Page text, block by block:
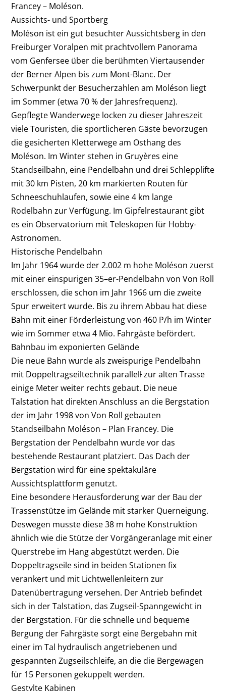
Francey – Moléson.
Aussichts- und Sportberg
Moléson ist ein gut besuchter Aussichtsberg in den
Freiburger Voralpen mit prachtvollem Panorama
vom Genfersee über die berühmten Viertausender
der Berner Alpen bis zum Mont-Blanc. Der
Schwerpunkt der Besucherzahlen am Moléson liegt
im Sommer (etwa 70 % der Jahresfrequenz).
Gepflegte Wanderwege locken zu dieser Jahreszeit
viele Touristen, die sportlicheren Gäste bevorzugen
die gesicherten Kletterwege am Osthang des
Moléson. Im Winter stehen in Gruyères eine
Standseilbahn, eine Pendelbahn und drei Schlepplifte
mit 30 km Pisten, 20 km markierten Routen für
Schneeschuhlaufen, sowie eine 4 km lange
Rodelbahnzur Verfügung. Im Gipfelrestaurant gibt
es ein Observatorium mit Teleskopen für Hobby-
Astronomen.
Historische Pendelbahn
Im Jahr 1964 wurde der 2.002 m hohe Moléson zuerst
mit einer einspurigen 35–er-Pendelbahn von Von Roll
erschlossen, die schon im Jahr 1966 um die zweite
Spur erweitert wurde. Bis zu ihrem Abbau hat diese
Bahn mit einer Förderleistung von 460 P/h im Winter
wie im Sommer etwa 4 Mio. Fahrgäste befördert.
Bahnbau im exponierten Gelände
Die neue Bahn wurde als zweispurige Pendelbahn
mit Doppeltragseiltechnik parallellzuralten Trasse
einige Meter weiter rechts gebaut. Die neue
Talstation hat direkten Anschluss an die Bergstation
der im Jahr 1998 von Von Roll gebauten
Standseilbahn Moléson – Plan Francey. Die
Bergstation der Pendelbahn wurde vor das
bestehende Restaurant platziert. Das Dach der
Bergstation wird für eine spektakuläre
Aussichtsplattform genutzt.
Eine besondere Herausforderung war der Bau der
Trassenstütze im Gelände mit starker Querneigung.
Deswegen musste diese 38 m hohe Konstruktion
ähnlich wie die Stütze der Vorgängeranlage mit einer
Querstrebeim Hang abgestützt werden. Die
Doppeltragseile sind in beiden Stationen fix
verankert und mit Lichtwellenleitern zur
Datenübertragung versehen. Der Antrieb befindet
sich in der Talstation, das Zugseil-Spanngewicht in
der Bergstation. Für die schnelle und bequeme
Bergung der Fahrgäste sorgt eine Bergebahn mit
einer im Tal hydraulisch angetriebenen und
gespannten Zugseilschleife, an die die Bergewagen
für 15 Personen gekuppelt werden.
Gestylte Kabinen